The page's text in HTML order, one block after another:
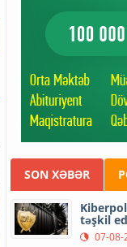
SON XƏBƏR
təşkil
07-08-